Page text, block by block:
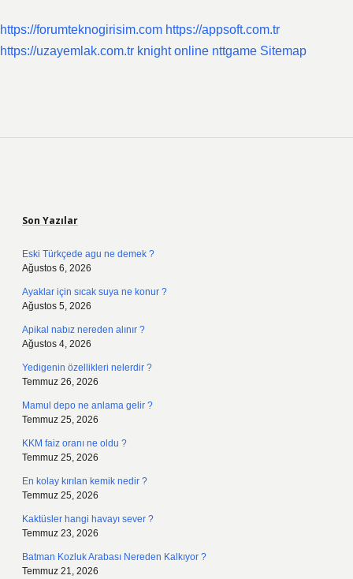
https://forumteknogirisim.com https://appsoft.com.tr
https://uzayemlak.com.tr knight online nttgame Sitemap
Son Yazılar
Eski Türkçede agu ne demek ?
Ağustos 6, 2026
Ayaklar için sıcak suya ne konur ?
Ağustos 5, 2026
Apikal nabız nereden alınır ?
Ağustos 4, 2026
Yedigenin özellikleri nelerdir ?
Temmuz 26, 2026
Mamul depo ne anlama gelir ?
Temmuz 25, 2026
KKM faiz oranı ne oldu ?
Temmuz 25, 2026
En kolay kırılan kemik nedir ?
Temmuz 25, 2026
Kaktüsler hangi havayı sever ?
Temmuz 23, 2026
Batman Kozluk Arabası Nereden Kalkıyor ?
Temmuz 21, 2026